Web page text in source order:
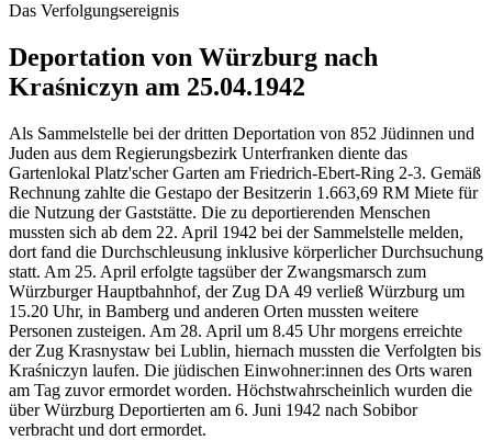
Das Verfolgungsereignis
Deportation von Würzburg nach
Kraśniczyn am 25.04.1942
Als Sammelstelle bei der dritten Deportation von 852 Jüdinnen und
Juden aus dem Regierungsbezirk Unterfranken diente das
Gartenlokal Platz'scher Garten am Friedrich-Ebert-Ring 2-3. Gemäß
Rechnung zahlte die Gestapo der Besitzerin 1.663,69 RM Miete für
die Nutzung der Gaststätte. Die zu deportierenden Menschen
mussten sich ab dem 22. April 1942 bei der Sammelstelle melden,
dort fand die Durchschleusung inklusive körperlicher Durchsuchung
statt. Am 25. April erfolgte tagsüber der Zwangsmarsch zum
Würzburger Hauptbahnhof, der Zug DA 49 verließ Würzburg um
15.20 Uhr, in Bamberg und anderen Orten mussten weitere
Personen zusteigen. Am 28. April um 8.45 Uhr morgens erreichte
der Zug Krasnystaw bei Lublin, hiernach mussten die Verfolgten bis
Kraśniczyn laufen. Die jüdischen Einwohner:innen des Orts waren
am Tag zuvor ermordet worden. Höchstwahrscheinlich wurden die
über Würzburg Deportierten am 6. Juni 1942 nach Sobibor
verbracht und dort ermordet.